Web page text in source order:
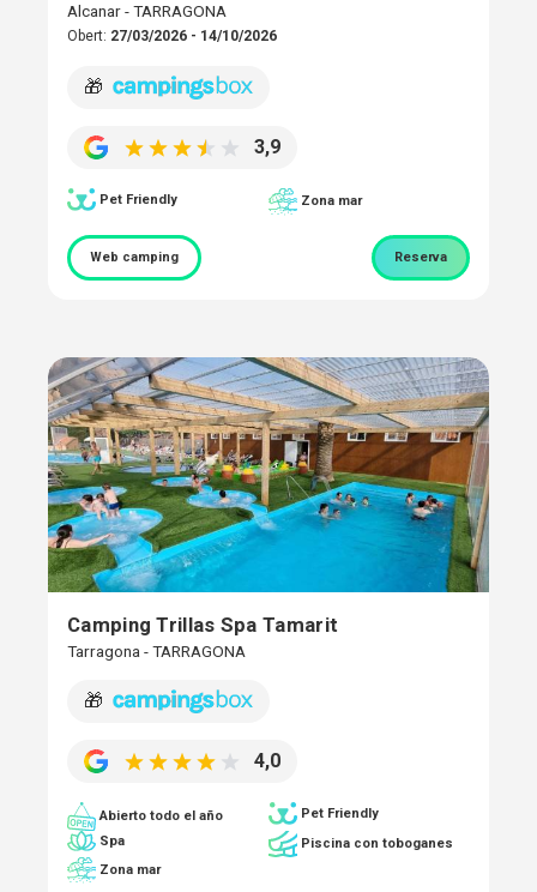
Alcanar - TARRAGONA
Obert: 27/03/2026 - 14/10/2026
🎁
3,9
Pet Friendly Zona mar
Web camping Reserva
Camping Trillas Spa Tamarit
Tarragona - TARRAGONA
🎁
4,0
Abierto todo el año
Pet Friendly
Spa
Piscina con toboganes
Zona mar